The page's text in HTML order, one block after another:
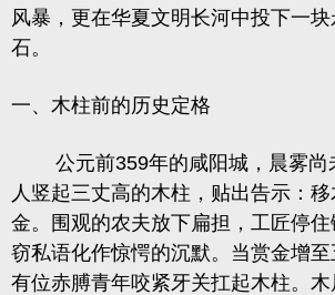
风暴，更在华夏文明长河中投下一
石。
一、木柱前的历史定格
公元前359年的咸阳城，晨雾尚
人竖起三丈高的木柱，贴出告示：
金。围观的农夫放下扁担，工匠停
窃私语化作惊愕的沉默。当赏金增
有位赤膊青年咬紧牙关扛起木柱。木